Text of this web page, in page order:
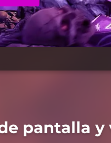
pantalla y